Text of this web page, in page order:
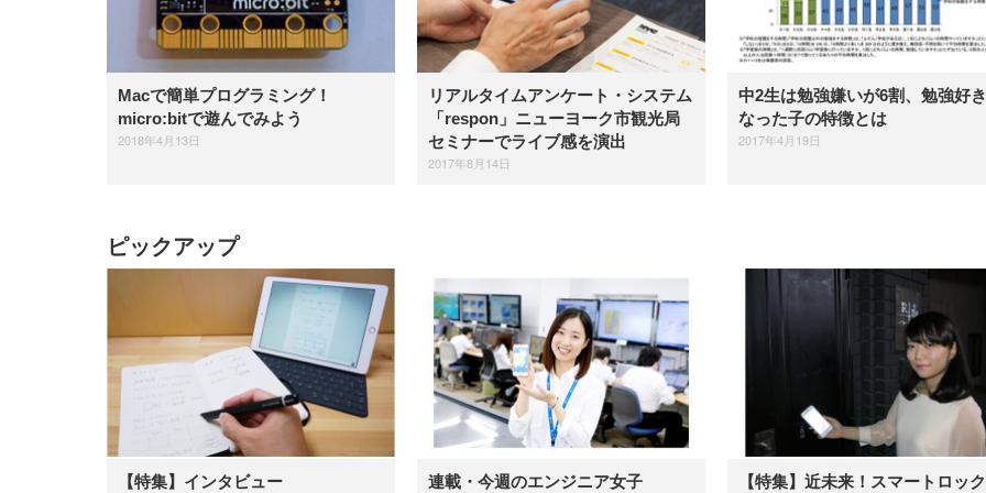
Macで簡単プログラミング！
micro:bitで遊んでみよう
2018年4月13日
リアルタイムアンケート・システム
「respon」ニューヨーク市観光局
セミナーでライブ感を演出
2017年8月14日
中2生は勉強嫌いが6割、勉強好
なった子の特徴とは
2017年4月19日
ピックアップ
【特集】インタビュー 連載・今週のエンジニア女子 【特集】近未来！スマートロッ